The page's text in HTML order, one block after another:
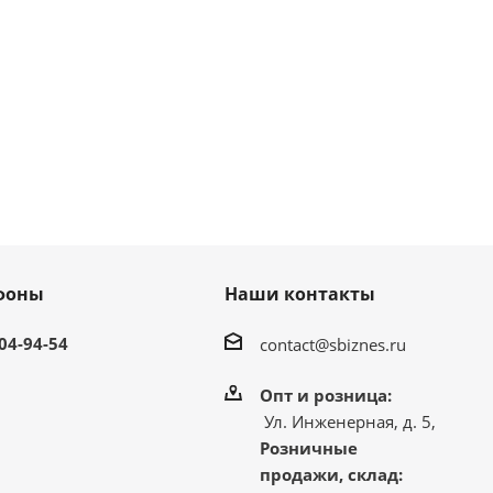
94-54
Наши контакты
contact@sbiznes.ru
Опт и розница:
Ул. Инженерная, д. 5,
Розничные
продажи, склад: